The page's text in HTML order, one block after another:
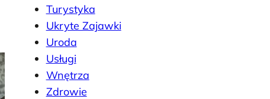
Turystyka
Ukryte Zajawki
Uroda
Usługi
Wnętrza
Zdrowie